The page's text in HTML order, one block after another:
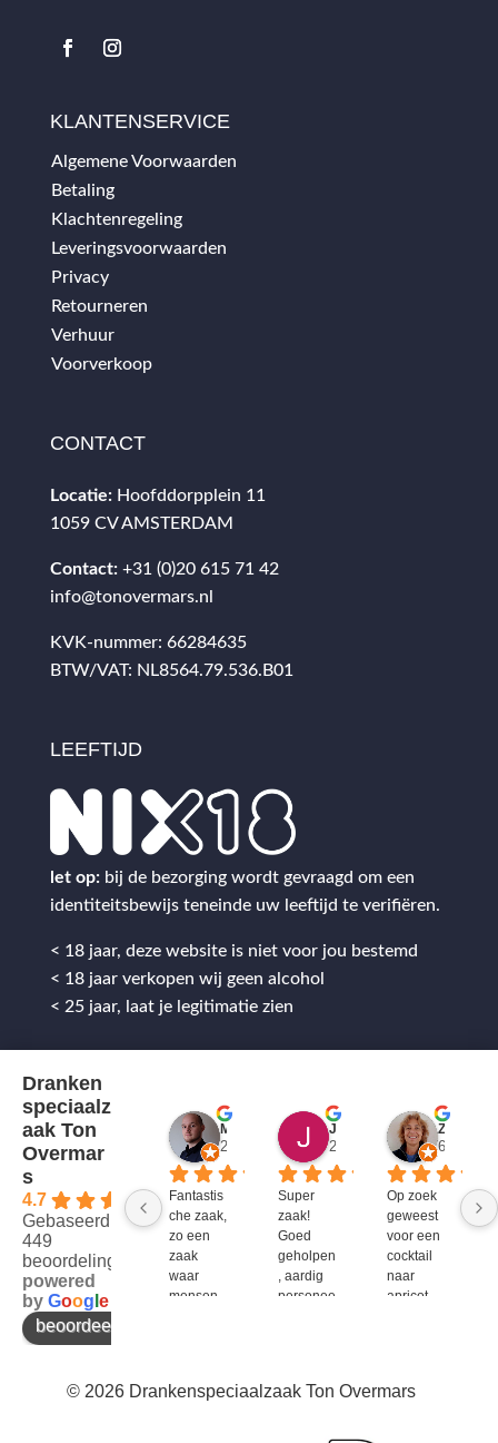
KLANTENSERVICE
Algemene Voorwaarden
Betaling
Klachtenregeling
Leveringsvoorwaarden
Privacy
Retourneren
Verhuur
Voorverkoop
CONTACT
Locatie: Hoofddorpplein 11
1059 CV AMSTERDAM
Contact: +31 (0)20 615 71 42
info@tonovermars.nl
KVK-nummer: 66284635
BTW/VAT: NL8564.79.536.B01
LEEFTIJD
let op: bij de bezorging wordt gevraagd om een
identiteitsbewijs teneinde uw leeftijd te verifiëren.
< 18 jaar, deze website is niet voor jou bestemd
< 18 jaar verkopen wij geen alcohol
< 25 jaar, laat je legitimatie zien
Dranken
speciaalz
aak Ton
Overmar
s
4.7
Gebaseerd op
449
beoordelingen
powered
by Goog e
beoordeel ons op
2 jaar geleden
Fantastis
che zaak,
zo een
zaak
waar
mensen
enthousi
2 jaar geleden
Super
zaak!
Goed
geholpen
, aardig
personee
6 jaar
Op zoek
geweest
voor een
cocktail
naar
apricot
niet te
© 2026 Drankenspeciaalzaak Ton Overmars